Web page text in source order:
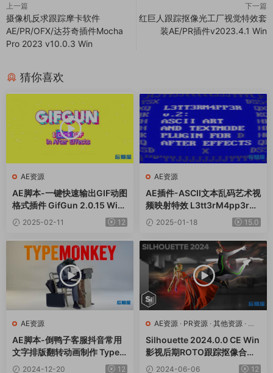
上一篇
摄像机反求跟踪摩卡软件
AE/PR/OFX/达芬奇插件Mocha
Pro 2023 v10.0.3 Win
下一篇
红巨人跟踪抠像光工厂视觉特效套
装AE/PR插件v2023.4.1 Win
猜你喜欢
AE资源
AE脚本-一键快速输出GIF动图
格式插件 GifGun 2.0.15 Win/
Mac2025-02-11 12
AE资源
AE插件-ASCII文本乱码艺术视
频映射特效 L3tt3rM4pp3r2
V2.3 Win
2025-01-18 15.0
AE资源
AE脚本-倒鸭子客服抖音常用
文字排版翻转动画制作 TypeM
onkey v1.26+使用教程
2024-12-20 12
AE资源 · PR资源 · 其他资源 · 达
Silhouette 2024.0.0 CE Win
影视后期ROTO跟踪抠像合成
软件AE/PR/达芬奇/VEGAS/O
2024-06-06 12